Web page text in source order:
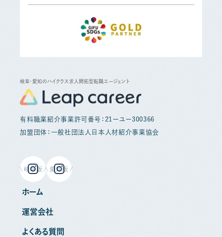
岐阜・愛知のハイクラス求人開拓型転職エージェント
有料職業紹介事業許可番号：21ーユー300366
加盟団体：一般社団法人日本人材紹介事業協会
岐阜版 愛知版
ホーム
運営会社
よくある質問